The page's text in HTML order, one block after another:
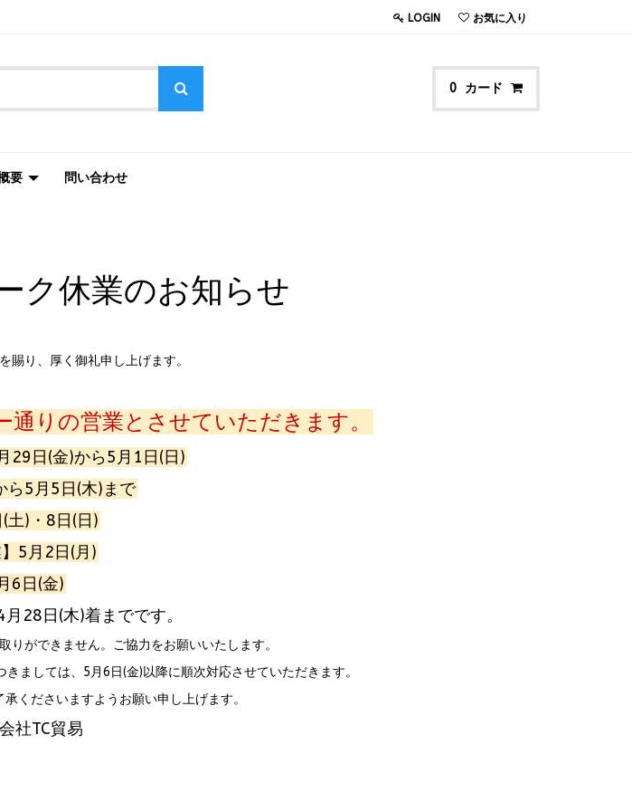
LOGIN お気に入り
0 カード
要 問い合わせ
ク休業のお知らせ
賜り、厚く御礼申し上げます。
りの営業とさせていただきます。
29日(金)から5月1日(日)
ら5月5日(木)まで
土)・8日(日)
】5月2日(月)
6日(金)
28日(木)着までです。
りができません。ご協力をお願いいたします。
ましては、5月6日(金)以降に順次対応させていただきます。
くださいますようお願い申し上げます。
社TC貿易